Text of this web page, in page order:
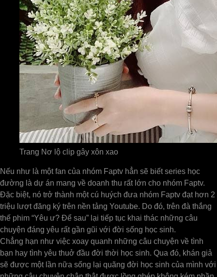
Trang Nơ lộ clip gây xôn xao
Nếu như là một fan của nhóm Faptv hẳn sẽ biết series học
đường là dự án mang về doanh thu rất lớn cho nhóm Faptv.
Đặc biệt, nó trở thành một cú huých đưa nhóm Faptv đạt hơn 2
triệu lượt đăng ký trên nền tảng Youtube. Do đó, trên đà thắng
thế phim “Yêu ư? Để sau” lại tiếp tục khai thác những câu
chuyện đáng yêu rất gần gũi với đời sống học sinh.
Chẳng hạn như việc xoay quanh những câu chuyện về tình
bạn hay tình yêu thuở đầu đời thời học sinh. Qua đó, khán giả
sẽ được một lần nữa sống lại quãng đời học sinh của mình với